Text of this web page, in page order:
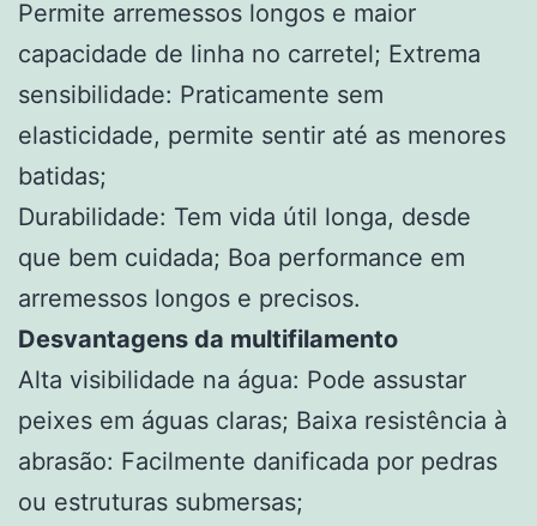
Permite arremessos longos e maior
capacidade de linha no carretel; Extrema
sensibilidade: Praticamente sem
elasticidade, permite sentir até as menores
batidas;
Durabilidade: Tem vida útil longa, desde
que bem cuidada; Boa performance em
arremessos longos e precisos.
Desvantagens da multifilamento
Alta visibilidade na água: Pode assustar
peixes em águas claras; Baixa resistência à
abrasão: Facilmente danificada por pedras
ou estruturas submersas;